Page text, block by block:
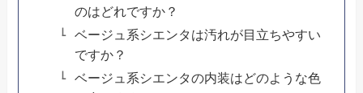
のはどれですか？
ベージュ系シエンタは汚れが目立ちやすい
ですか？
ベージュ系シエンタの内装はどのような色